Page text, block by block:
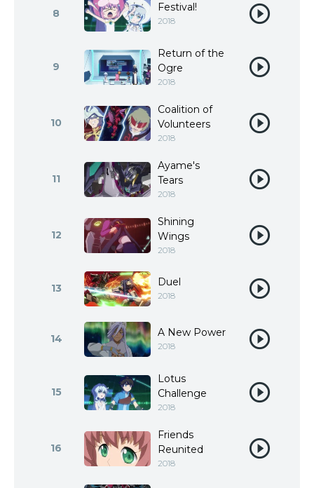
8 Festival!
2018
9
Return of the
Ogre
2018
10
Coalition of
Volunteers
2018
11
Ayame's
Tears
2018
12
Shining
Wings
2018
13 Duel
2018
14 A New Power
2018
15
Lotus
Challenge
2018
16
Friends
Reunited
2018